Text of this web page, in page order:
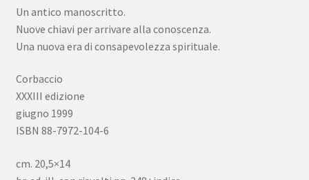
Un antico manoscritto.
Nuove chiavi per arrivare alla conoscenza.
Una nuova era di consapevolezza spirituale.
Corbaccio
XXXIII edizione
giugno 1999
ISBN 88-7972-104-6
cm. 20,5×14